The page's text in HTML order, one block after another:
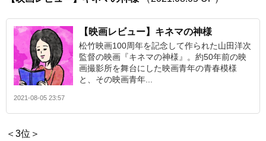
【映画レビュー】キネマの神様
松竹映画100周年を記念して作られた山田洋次
監督の映画『キネマの神様』。約50年前の映
画撮影所を舞台にした映画青年の青春模様
と、その映画青年...
2021-08-05 23:57
＜3位＞